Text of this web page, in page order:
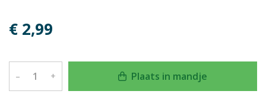
€ 2,99
– + Plaats in mandje